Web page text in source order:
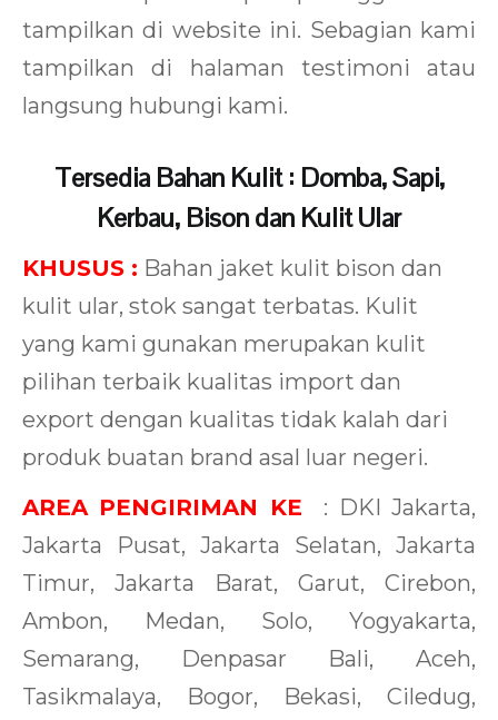
tampilkan di website ini. Sebagian kami
tampilkan di halaman testimoni atau
langsung hubungi kami.
Tersedia Bahan Kulit : Domba, Sapi,
Kerbau, Bison dan Kulit Ular
KHUSUS : Bahan jaket kulit bison dan
kulit ular, stok sangat terbatas. Kulit
yang kami gunakan merupakan kulit
pilihan terbaik kualitas import dan
export dengan kualitas tidak kalah dari
produk buatan brand asal luar negeri.
AREA PENGIRIMAN KE
: DKI Jakarta,
Jakarta Pusat, Jakarta Selatan, Jakarta
Timur, Jakarta Barat, Garut, Cirebon,
Ambon, Medan, Solo, Yogyakarta,
Semarang, Denpasar Bali, Aceh,
Tasikmalaya, Bogor, Bekasi, Ciledug,